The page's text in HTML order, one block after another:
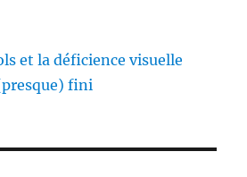
et la déficience visuelle
fini